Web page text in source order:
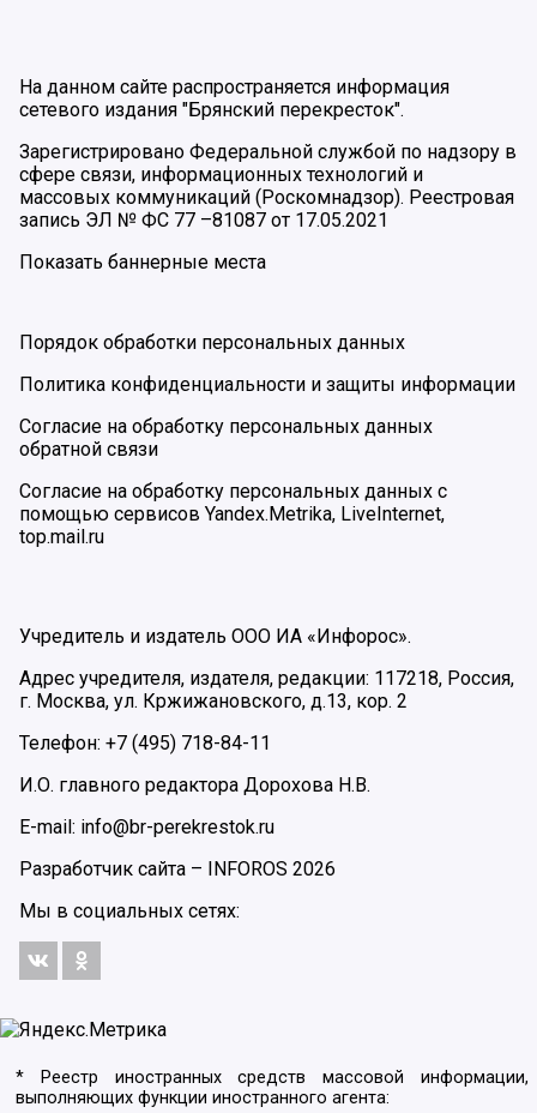
На данном сайте распространяется информация
сетевого издания "Брянский перекресток".
Зарегистрировано Федеральной службой по надзору в
сфере связи, информационных технологий и
массовых коммуникаций (Роскомнадзор). Реестровая
запись ЭЛ № ФС 77 –81087 от 17.05.2021
Показать баннерные места
Порядок обработки персональных данных
Политика конфиденциальности и защиты информации
Согласие на обработку персональных данных
обратной связи
Согласие на обработку персональных данных с
помощью сервисов Yandex.Metrika, LiveInternet,
top.mail.ru
Учредитель и издатель ООО ИА «Инфорос».
Адрес учредителя, издателя, редакции: 117218, Россия,
г. Москва, ул. Кржижановского, д.13, кор. 2
Телефон: +7 (495) 718-84-11
И.О. главного редактора Дорохова Н.В.
E-mail: info@br-perekrestok.ru
Разработчик сайта –
INFOROS 2026
Мы в социальных сетях:
* Реестр иностранных средств массовой информации,
выполняющих функции иностранного агента: